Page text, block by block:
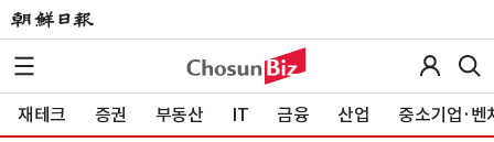
재테크 증권 부동산 IT 금융 산업 중소기업·벤